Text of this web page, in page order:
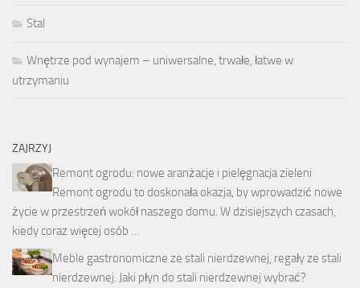
Stal
Wnętrze pod wynajem – uniwersalne, trwałe, łatwe w
utrzymaniu
ZAJRZYJ
Remont ogrodu: nowe aranżacje i pielęgnacja zieleni
Remont ogrodu to doskonała okazja, by wprowadzić nowe
życie w przestrzeń wokół naszego domu. W dzisiejszych czasach,
kiedy coraz więcej osób …
Meble gastronomiczne ze stali nierdzewnej, regały ze stali
nierdzewnej. Jaki płyn do stali nierdzewnej wybrać?